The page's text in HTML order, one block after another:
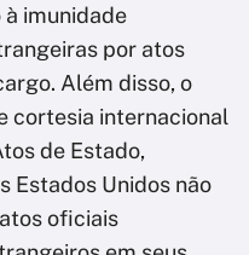
imunidade
por atos
Além disso, o
cortesia internacional
de Estado,
Estados Unidos não
oficiais